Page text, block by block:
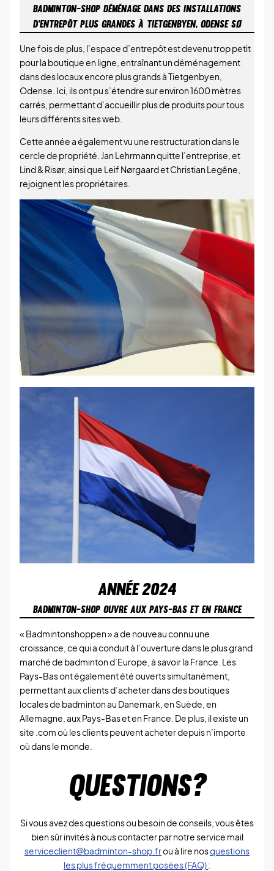
BADMINTON-SHOP DÉMÉNAGE DANS DES INSTALLATIONS
D’ENTREPÔT PLUS GRANDES À TIETGENBYEN, ODENSE SØ
Une fois de plus, l’espace d’entrepôt est devenu trop petit
pour la boutique en ligne, entraînant un déménagement
dans des locaux encore plus grands à Tietgenbyen,
Odense. Ici, ils ont pu s’étendre sur environ 1600 mètres
carrés, permettant d’accueillir plus de produits pour tous
leurs différents sites web.
Cette année a également vu une restructuration dans le
cercle de propriété. Jan Lehrmann quitte l’entreprise, et
Lind & Risør, ainsi que Leif Nørgaard et Christian Legêne,
rejoignent les propriétaires.
ANNÉE2024
BADMINTON-SHOP OUVRE AUX PAYS-BAS ET EN FRANCE
« Badmintonshoppen » a de nouveau connu une
croissance, ce qui a conduit à l’ouverture dans le plus grand
marché de badminton d’Europe, à savoir la France. Les
Pays-Bas ont également été ouverts simultanément,
permettant aux clients d’acheter dans des boutiques
locales de badminton au Danemark, en Suède, en
Allemagne, aux Pays-Bas et en France. De plus, il existe un
site .com où les clients peuvent acheter depuis n’importe
où dans le monde.
QUESTIONS?
Si vous avez des questions ou besoin de conseils, vous êtes
bien sûr invités à nous contacter par notre service mail
serviceclient@badminton-shop.frou à lire nosquestions
les plus fréquemment posées (FAQ):